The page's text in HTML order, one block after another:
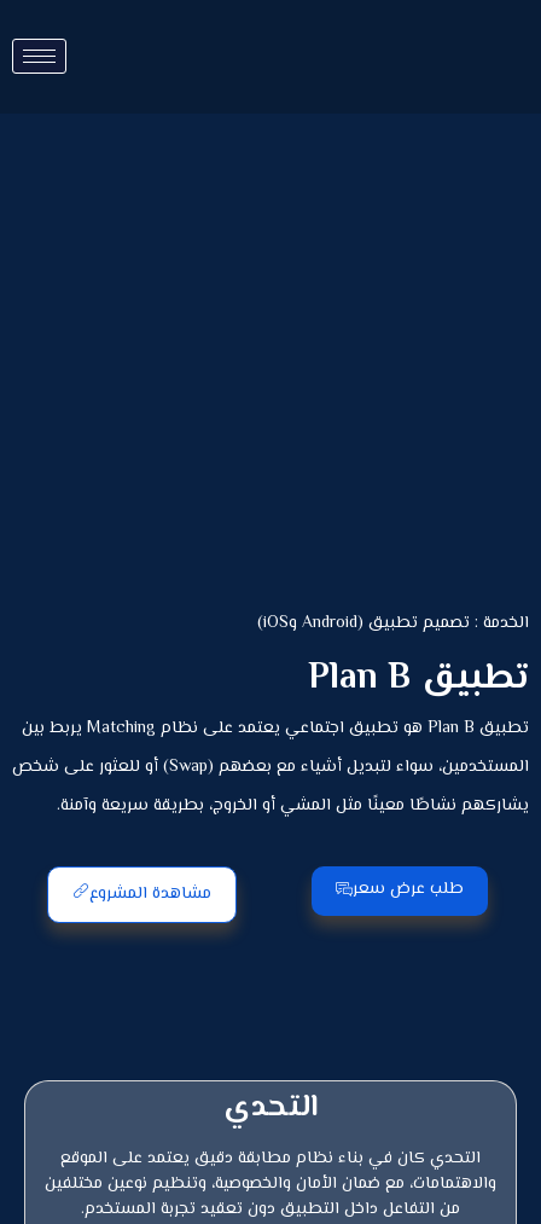
الخدمة : تصميم تطبيق (Android وiOS)
تطبيق Plan B
تطبيق Plan B هو تطبيق اجتماعي يعتمد على نظام Matching يربط بين
المستخدمين، سواء لتبديل أشياء مع بعضهم (Swap) أو للعثور على شخص
يشاركهم نشاطًا معينًا مثل المشي أو الخروج، بطريقة سريعة وآمنة.
طلب عرض سعر مشاهدة المشروع
التحدي
التحدي كان في بناء نظام مطابقة دقيق يعتمد على الموقع
والاهتمامات، مع ضمان الأمان والخصوصية، وتنظيم نوعين مختلفين
من التفاعل داخل التطبيق دون تعقيد تجربة المستخدم.